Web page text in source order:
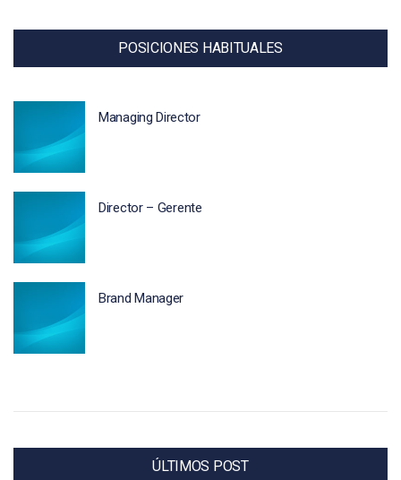
POSICIONES HABITUALES
Managing Director
Director – Gerente
Brand Manager
ÚLTIMOS POST